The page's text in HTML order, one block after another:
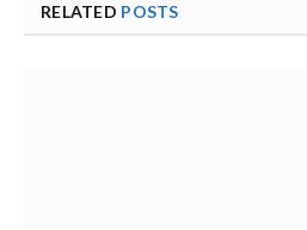
RELATED POSTS